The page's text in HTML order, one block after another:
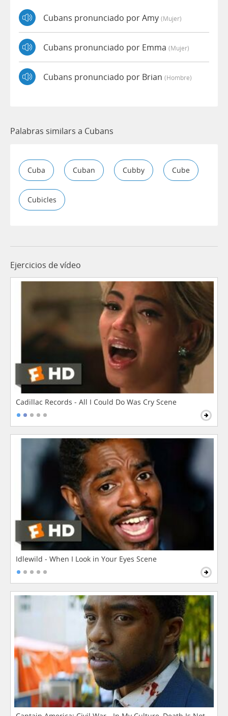
Cubans pronunciado por Amy (mujer)
Cubans pronunciado por Emma (mujer)
Cubans pronunciado por Brian (hombre)
Palabras similars a Cubans
Cuba Cuban Cubby Cube
Cubicles
Ejercicios de vídeo
Cadillac Records - All I Could Do Was Cry Scene
Idlewild - When I Look in Your Eyes Scene